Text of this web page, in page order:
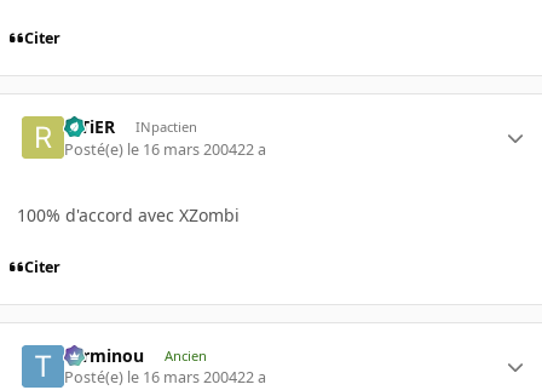
Citer
RiTiER INpactien
Posté(e) le 16 mars 200422 a
100% d'accord avec XZombi
Citer
Terminou Ancien
Posté(e) le 16 mars 200422 a